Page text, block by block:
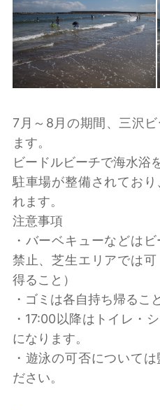
7月～8月の期間、三沢
ます。
ビードルビーチで海水浴
駐車場が整備されてお
れます。
注意事項
・バーベキューなどは
禁止、芝生エリアでは
得ること）
・ゴミは各自持ち帰ること
・17:00以降はトイレ・
になります。
・遊泳の可否について
ださい。